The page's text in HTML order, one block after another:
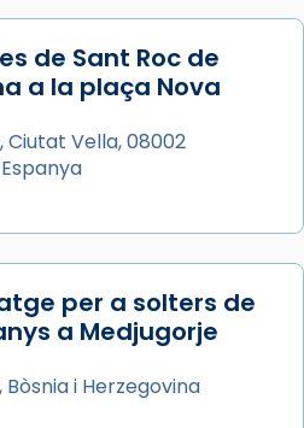
de sant Cugat, a
sorgeix la tradició
(“relatiu a Júlia”) i
a Semprònia =
seves. I l’any 1667, el
afirma en una obra
de l’antiga Iluro.
les relíq
de Sant Roc de
a la plaça Nova
Ciutat Vella, 08002
per a solters de
a Medjugorje
Bòsnia i Herzegovina